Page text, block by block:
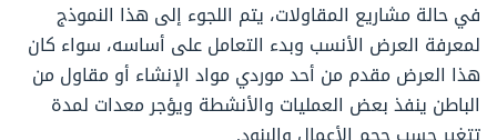
في حالة مشاريع المقاولات، يتم اللجوء إلى هذا النموذج
لمعرفة العرض الأنسب وبدء التعامل على أساسه، سواء كان
هذا العرض مقدم من أحد موردي مواد الإنشاء أو مقاول من
الباطن ينفذ بعض العمليات والأنشطة ويؤجر معدات لمدة